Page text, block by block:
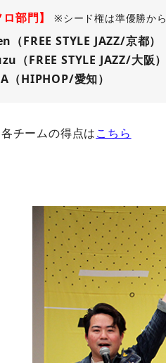
部門】 ※シード権は準優勝から
（FREE STYLE JAZZ/京都）
（FREE STYLE JAZZ/大阪）
（HIPHOP/愛知）
チームの得点はこちら